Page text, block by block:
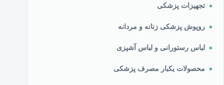
تجهیزات پزشکی
روپوش پزشکی زنانه و مردانه
لباس رستورانی و لباس آشپزی
محصولات یکبار مصرف پزشکی